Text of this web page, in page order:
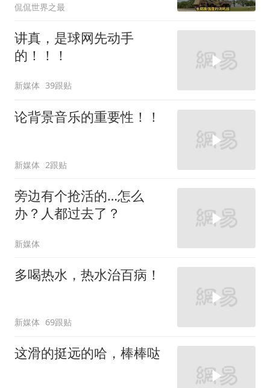
侃侃世界之最
讲真，是球网先动手
的！！！
新媒体 39跟贴
论背景音乐的重要性！！
新媒体 2跟贴
旁边有个抢活的…怎么
办？人都过去了？
新媒体
多喝热水，热水治百病！
新媒体 69跟贴
这滑的挺远的哈，棒棒哒